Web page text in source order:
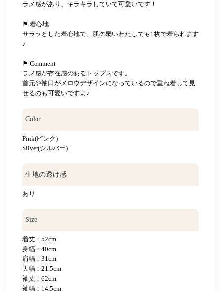
ラメ感があり、キラキラしていて可愛いです！
⚑ 着心地
サラッとした着心地で、肌の弱いわたしでも1枚で着られます
♪
⚑ Comment
ラメ感が存在感のあるトップスです。
首元や袖口がメロウデザインになっているので重ね着して見
せるのも可愛いですよ♪
Color
Pink(ピンク)
Silver(シルバー)
生地の透け感
あり
Size
着丈：52cm
身幅：40cm
肩幅：31cm
天幅：21.5cm
袖丈：62cm
袖幅：14.5cm